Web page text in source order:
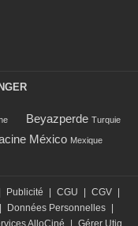
Beyazperde Turquie
México Mexique
Publicité CGU CGV
Données Personnelles